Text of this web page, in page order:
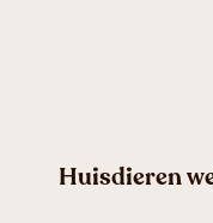
Huisdieren